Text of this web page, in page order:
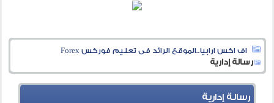
اف اكس ارابيا..الموقع الرائد فى تعليم فوركس Forex
رسالة إدارية
رسالة إدارية